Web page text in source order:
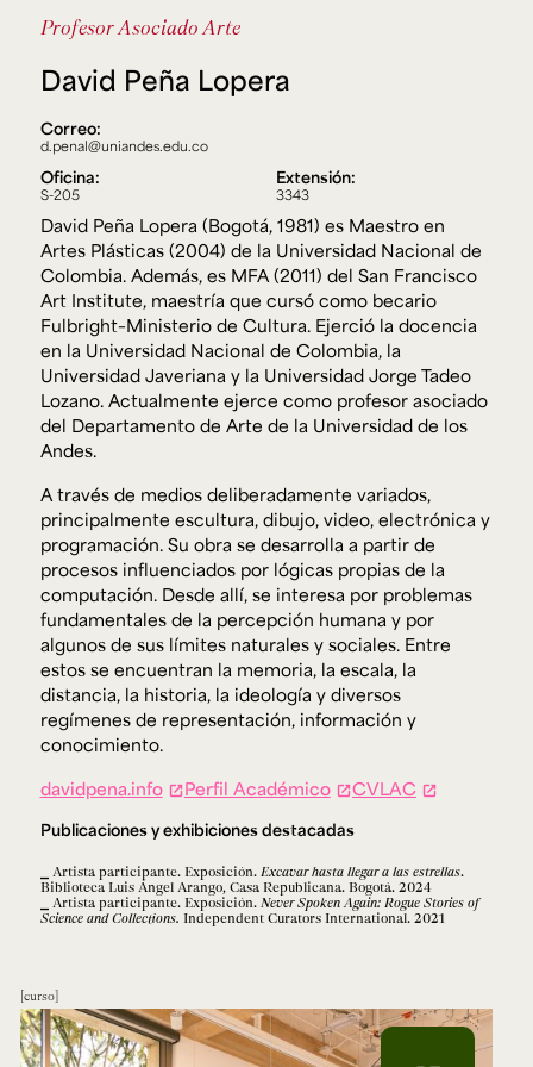
Configuración de cookies
Universidad de los Andes | Vigilada Mineducación.
Reconocimiento como universidad: Decreto 1297 del 30
de mayo de 1964. Reconocimiento de personería jurídica:
Resolución 28 del 23 de febrero de 1949, Minjusticia.
Acreditación institucional de alta calidad, 10 años:
Resolución 000194 del 16 de enero del 2025.
Posgrados
Ext. 4795
David Peña Lopera
Profesor Asociado Arte
Correo:
d.penal@uniandes.edu.co
Oficina:
S-205
Extensión:
3343
David Peña Lopera (Bogotá, 1981) es Maestro en
Artes Plásticas (2004) de la Universidad Nacional de
Colombia. Además, es MFA (2011) del San Francisco
Art Institute, maestría que cursó como becario
Fulbright–Ministerio de Cultura. Ejerció la docencia
en la Universidad Nacional de Colombia, la
Universidad Javeriana y la Universidad Jorge Tadeo
Lozano. Actualmente ejerce como profesor asociado
del Departamento de Arte de la Universidad de los
Andes.
A través de medios deliberadamente variados,
principalmente escultura, dibujo, video, electrónica y
programación. Su obra se desarrolla a partir de
procesos influenciados por lógicas propias de la
computación. Desde allí, se interesa por problemas
fundamentales de la percepción humana y por
algunos de sus límites naturales y sociales. Entre
estos se encuentran la memoria, la escala, la
distancia, la historia, la ideología y diversos
regímenes de representación, información y
conocimiento.
davidpena.info Perfil Académico CVLAC
Publicaciones y exhibiciones destacadas
Artista participante. Exposición. Excavar hasta llegar a las estrellas.
Biblioteca Luis Ángel Arango, Casa Republicana. Bogotá. 2024
Artista participante. Exposición. Never Spoken Again: Rogue Stories of
Science and Collections. Independent Curators International. 2021
curso